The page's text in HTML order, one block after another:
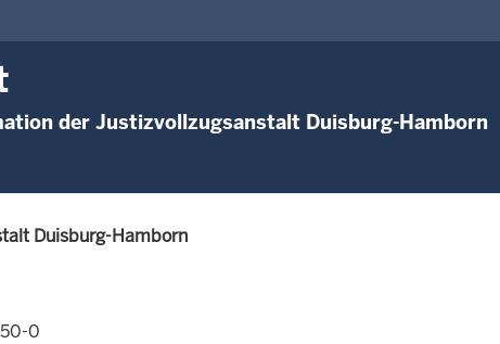
der Justizvollzugsanstalt Duisburg-Hamborn
Duisburg-Hamborn
0